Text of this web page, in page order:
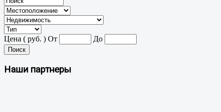
Цена ( руб. ) От До
Поиск
Наши партнеры